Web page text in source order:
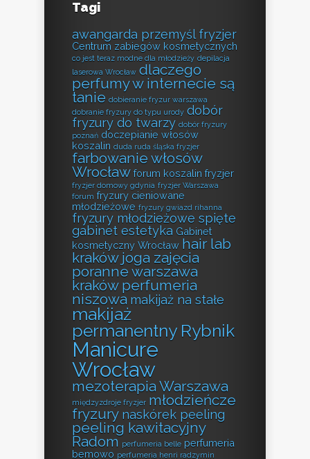
Tagi
awangarda przemyśl fryzjer
Centrum zabiegów kosmetycznych
co jest teraz modne dla młodzieży depilacja
laserowa Wrocław dlaczego
perfumy w internecie są
tanie dobieranie fryzur warszawa
dobranie fryzury do typu urody dobór
fryzury do twarzy dobór fryzury
poznań doczepianie włosów
koszalin duda ruda śląska fryzjer
farbowanie włosów
Wrocław forum koszalin fryzjer
fryzjer domowy gdynia fryzjer Warszawa
forum fryzury cieniowane
młodzieżowe fryzury gwiazd rihanna
fryzury młodzieżowe spięte
gabinet estetyka Gabinet
kosmetyczny Wrocław hair lab
kraków joga zajęcia
poranne warszawa
kraków perfumeria
niszowa makijaż na stałe
makijaż
permanentny Rybnik
Manicure
Wrocław
mezoterapia Warszawa
międzyzdroje fryzjer młodzieńcze
fryzury naskórek peeling
peeling kawitacyjny
Radom perfumeria belle perfumeria
bemowo perfumeria henri radzymin